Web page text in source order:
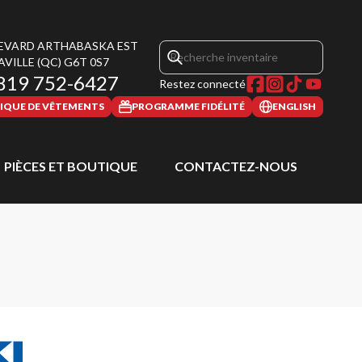
ARTHABASKA EST
(QC) G6T 0S7
752-6427 Restez connecté
DE VÊTEMENTS PROGRAMME FIDÉLITÉ ENGLISH
PIÈCES ET BOUTIQUE CONTACTEZ-NOUS